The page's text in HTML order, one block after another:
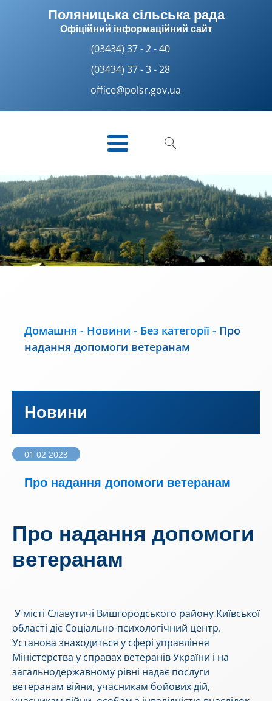
Поляницька сільська рада
Офіційний інформаційний сайт
(03434) 37 - 2 - 40
(03434) 37 - 3 - 28
office@polsr.gov.ua
Домашня - Новини - Без категорії- Про
надання допомоги ветеранам
Новини
01 02 2023
Про надання допомоги ветеранам
Про надання допомоги
ветеранам
У місті Славутичі Вишгородського району Київської
області діє Соціально-психологічний центр.
Установа знаходиться у сфері управління
Міністерства у справах ветеранів України і на
загальнодержавному рівні надає послуги
ветеранам війни, учасникам бойових дій,